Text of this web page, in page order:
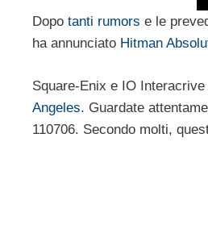
Dopo tanti rumors e le
ha annunciato Hitman
Square-Enix e IO
Angeles. Guardate
110706. Secondo molti,